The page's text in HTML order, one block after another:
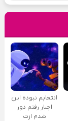
انتخابم نبوده این
اجبار رفتم دور
شدم ازت